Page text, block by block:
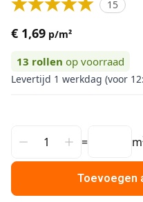
15
€ 1,69 p/m²
13 rollen op voorraad
Levertijd 1 werkdag (voor
= m
Toevoegen